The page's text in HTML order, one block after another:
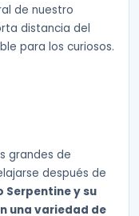
de nuestro
distancia del
para los curiosos.
grandes de
después de
Serpentine y su
una variedad de